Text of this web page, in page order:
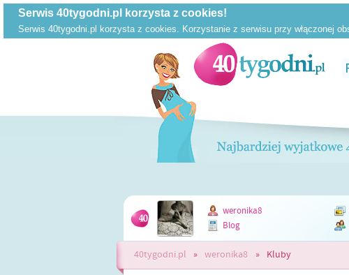
weronika8
Blog
40tygodni.pl » weronika8 » Kluby